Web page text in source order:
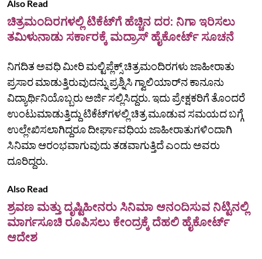
Also Read
ಚಿತ್ರಮಂದಿರಗಳಲ್ಲಿ ಟಿಕೆಟ್‌ಗೆ ಹೆಚ್ಚಿನ ದರ: ನಿಗಾ ಇರಿಸಲು
ತಮಿಳುನಾಡು ಸರ್ಕಾರಕ್ಕೆ ಮದ್ರಾಸ್ ಹೈಕೋರ್ಟ್ ಸೂಚನೆ
ನಿಗದಿತ ಅವಧಿ ಮೀರಿ ಮಲ್ಟಿಪ್ಲೆಕ್ಸ್ ಚಿತ್ರಮಂದಿರಗಳು ಜಾಹೀರಾತು
ಪ್ರಸಾರ ಮಾಡುತ್ತಿರುವುದನ್ನು ಪ್ರಶ್ನಿಸಿ ಗ್ವಾಲಿಯಾರ್‌ನ ಕಾನೂನು
ವಿದ್ಯಾರ್ಥಿನಿಯೊಬ್ಬರು ಅರ್ಜಿ ಸಲ್ಲಿಸಿದ್ದರು. ಇದು ಪ್ರೇಕ್ಷಕರಿಗೆ ತೊಂದರೆ
ಉಂಟುಮಾಡುತ್ತಿದ್ದು ಟಿಕೆಟ್‌ಗಳಲ್ಲಿ ಚಿತ್ರ ಮೂಡುವ ಸಮಯದ ಬಗ್ಗೆ
ಉಲ್ಲೇಖಿಸಲಾಗಿದ್ದರೂ ದೀರ್ಘಾವಧಿಯ ಜಾಹೀರಾತುಗಳಿಂದಾಗಿ
ಸಿನಿಮಾ ಆರಂಭವಾಗುವುದು ತಡವಾಗುತ್ತಿದೆ ಎಂದು ಅವರು
ದೂರಿದ್ದರು.
Also Read
ಶ್ರವಣ ಮತ್ತು ದೃಷ್ಟಿಹೀನರು ಸಿನಿಮಾ ಆನಂದಿಸುವ ನಿಟ್ಟಿನಲ್ಲಿ
ಮಾರ್ಗಸೂಚಿ ರೂಪಿಸಲು ಕೇಂದ್ರಕ್ಕೆ ದೆಹಲಿ ಹೈಕೋರ್ಟ್
ಆದೇಶ